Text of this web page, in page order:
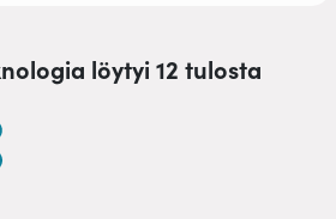
löytyi 12 tulosta